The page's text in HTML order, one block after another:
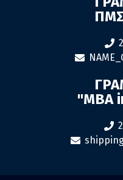
"MBA